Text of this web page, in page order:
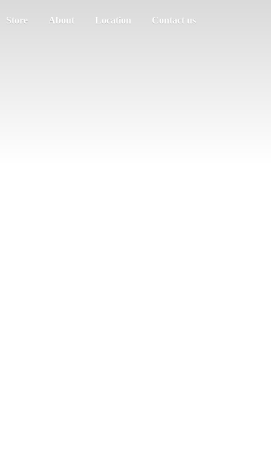
Store About Location Contact us